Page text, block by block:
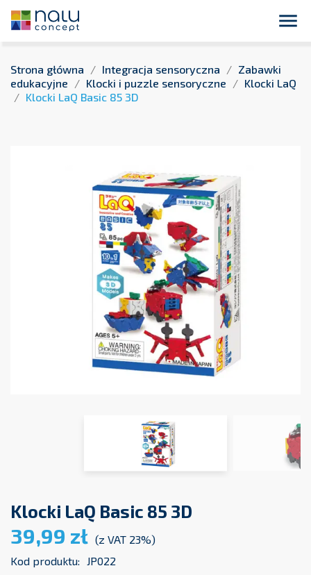
Płatność przelewem bankowym 14 dni dla podmiotów
close

Strona główna Integracja sensoryczna
Zabawki
edukacyjne
Klocki i puzzle sensoryczne
Klocki LaQ
Klocki LaQ Basic 85 3D
Klocki LaQ Basic 85 3D
39,99 zł (z VAT 23%)
Kod produktu:
JP022